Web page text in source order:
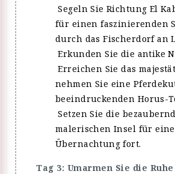
Segeln Sie Richtung El
für einen faszinierenden
durch das Fischerdorf an
Erkunden Sie die antike
Erreichen Sie das
nehmen Sie eine
beeindruckenden Horus-
Setzen Sie die
malerischen Insel für eine
Übernachtung fort.
Tag 3: Umarmen Sie die